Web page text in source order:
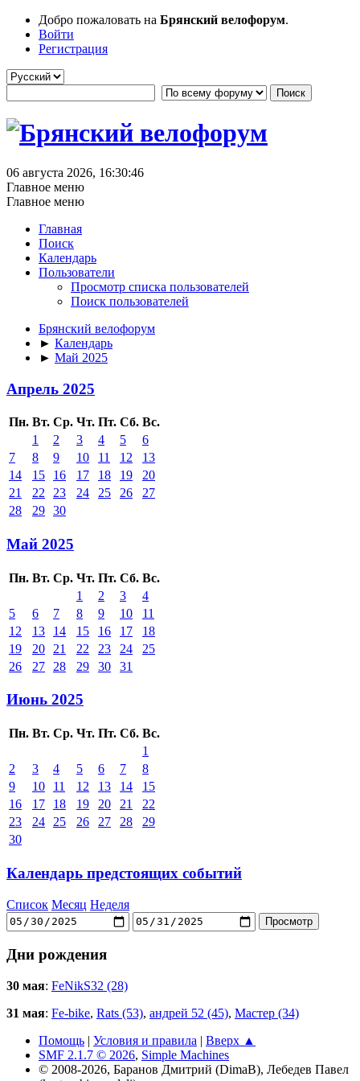
Добро пожаловать на Брянский велофорум.
Войти
Регистрация
06 августа 2026, 16:30:46
Главное меню
Главное меню
Главная
Поиск
Календарь
Пользователи
Просмотр списка пользователей
Поиск пользователей
Брянский велофорум
► Календарь
► Май 2025
Апрель 2025
Пн. Вт. Ср. Чт. Пт. Сб. Вс.
1
2 3 4 5
6
7
8 9 10 11 12
13
14
15 16 17 18 19
20
21
22 23 24 25 26
27
28
29 30
Май 2025
Пн. Вт. Ср. Чт. Пт. Сб. Вс.
1
2 3
4
5
6 7 8 9 10
11
12
13 14 15 16 17
18
19
20 21 22 23 24
25
26
27 28 29 30 31
Июнь 2025
Пн. Вт. Ср. Чт. Пт. Сб. Вс.
1
2
3 4 5 6 7
8
9
10 11 12 13 14
15
16
17 18 19 20 21
22
23
24 25 26 27 28
29
30
Календарь предстоящих событий
Список Месяц Неделя
Дни рождения
30 мая: FeNikS32 (28)
31 мая: Fe-bike, Rats (53), андрей 52 (45), Мастер (34)
Помощь | Условия и правила | Вверх ▲
SMF 2.1.7 © 2026, Simple Machines
© 2008-2026, Баранов Дмитрий (DimaB), Лебедев Павел